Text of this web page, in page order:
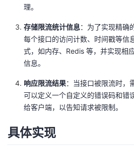
我
课
的
我
我
的
术
我
云
理。
存储限流统计信息：为了实现精确
每个接口的访问计数、时间戳等信
式，如内存、Redis 等，并实现相
信息。
响应限流结果：当接口被限流时，
可以定义一个自定义的错误码和错
给客户端，以告知请求被限制。
具体实现